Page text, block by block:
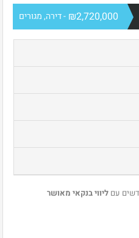
₪2,720,000 - דירה, מגורים
עם ליווי בנקאי מאושר